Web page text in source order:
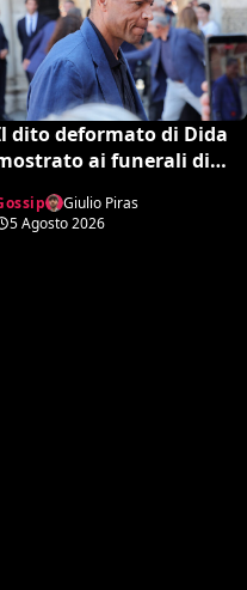
dito deformato di Dida
ai funerali di
Giulio Piras
5 Agosto 2026